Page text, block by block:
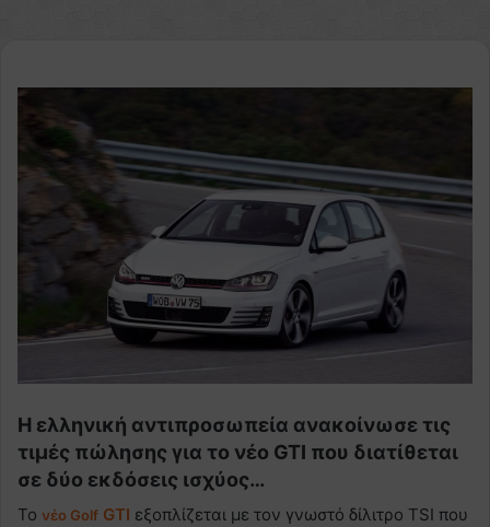
H ελληνική αντιπροσωπεία ανακοίνωσε τις
τιμές πώλησης για το νέο GTI που διατίθεται
σε δύο εκδόσεις ισχύος…
Το νέο Golf GTI εξοπλίζεται με τον γνωστό δίλιτρο TSI που